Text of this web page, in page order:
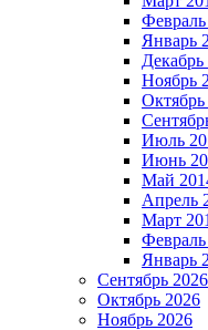
Январь
Декабрь
Ноябрь
Октябрь
Июль
Июнь
Май
Апрель
Март
Январь
Сентябрь 2026
Октябрь 2026
Ноябрь 2026